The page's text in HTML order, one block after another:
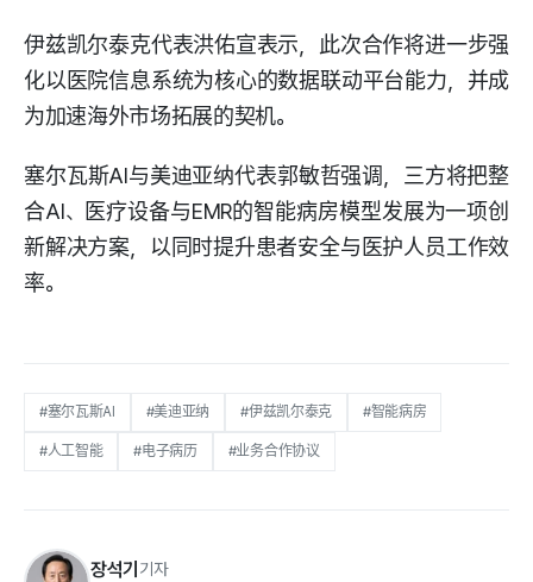
伊兹凯尔泰克代表洪佑宣表示，此次合作将进一步强
化以医院信息系统为核心的数据联动平台能力，并成
为加速海外市场拓展的契机。
塞尔瓦斯AI与美迪亚纳代表郭敏哲强调，三方将把整
合AI、医疗设备与EMR的智能病房模型发展为一项创
新解决方案，以同时提升患者安全与医护人员工作效
率。
#塞尔瓦斯AI #美迪亚纳 #伊兹凯尔泰克 #智能病房
#人工智能 #电子病历 #业务合作协议
장석기 기자